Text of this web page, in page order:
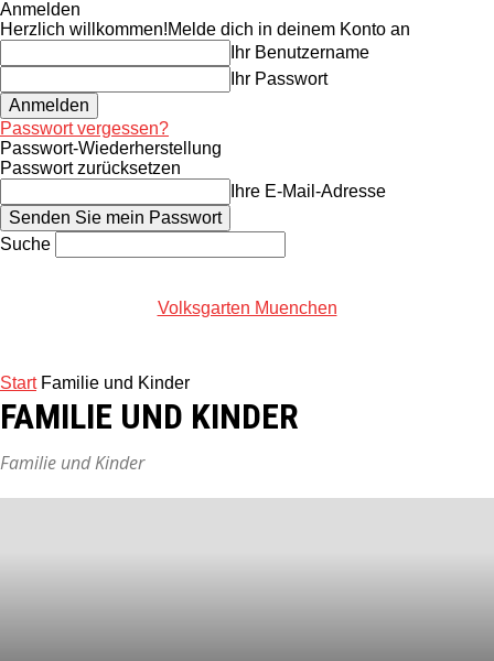
Anmelden
Herzlich willkommen!Melde dich in deinem Konto an
Ihr Benutzername
Ihr Passwort
Passwort vergessen?
Passwort-Wiederherstellung
Passwort zurücksetzen
Ihre E-Mail-Adresse
Suche
Volksgarten Muenchen
Start Familie und Kinder
FAMILIE UND KINDER
Familie und Kinder